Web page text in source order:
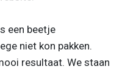
een beetje
niet kon pakken.
resultaat. We staan